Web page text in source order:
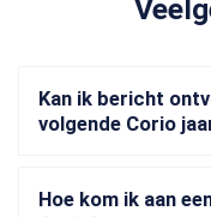
Kan ik bericht
volgende Corio
Hoe kom ik aan